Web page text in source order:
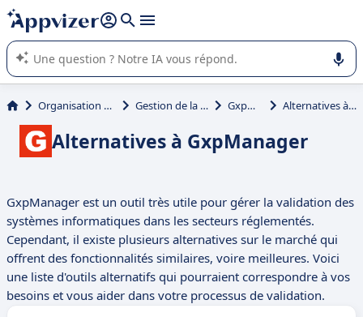
répondre (plusieurs lignes avec
L'IA de Appvizer vous guide dans l'utilisation ou la sélection de
logiciel SaaS en entreprise.
Organisation et planification Gestion de la qualité projet GxpManager Alternatives à GxpManager
Alternatives à GxpManager
GxpManager est un outil très utile pour gérer la validation des
systèmes informatiques dans les secteurs réglementés.
Cependant, il existe plusieurs alternatives sur le marché qui
offrent des fonctionnalités similaires, voire meilleures. Voici
une liste d'outils alternatifs qui pourraient correspondre à vos
besoins et vous aider dans votre processus de validation.